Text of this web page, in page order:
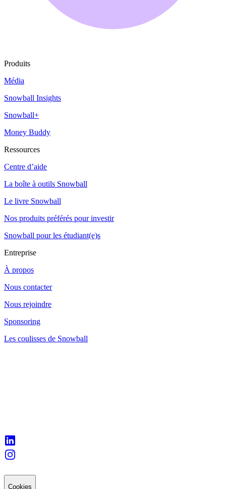
Produits
Média
Snowball Insights
Snowball+
Money Buddy
Ressources
Centre d’aide
La boîte à outils Snowball
Le livre Snowball
Nos produits préférés pour investir
Snowball pour les étudiant(e)s
Entreprise
À propos
Nous contacter
Nous rejoindre
Sponsoring
Les coulisses de Snowball
Cookies